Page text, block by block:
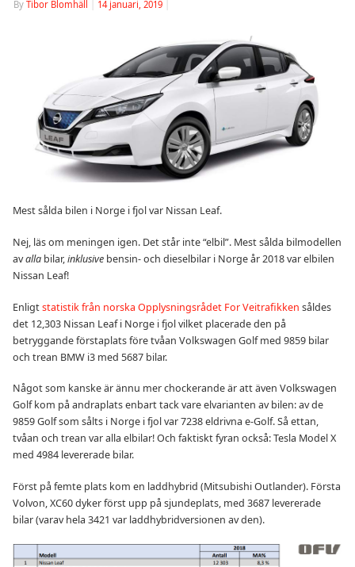
By Tibor Blomhäll 14 januari, 2019
Mest sålda bilen i Norge i fjol var Nissan Leaf.
Nej, läs om meningen igen. Det står inte “elbil”. Mest sålda bilmodellen
avalla bilar,inklusive bensin- och dieselbilar i Norge år 2018 var elbilen
Nissan Leaf!
Enligtstatistik från norska Opplysningsrådet For Veitrafikken såldes
det 12,303 Nissan Leaf i Norge i fjol vilket placerade den på
betryggande förstaplats före tvåan Volkswagen Golf med 9859 bilar
och trean BMW i3 med 5687 bilar.
Något som kanske är ännu mer chockerande är att även Volkswagen
Golf kom på andraplats enbart tack vare elvarianten av bilen: av de
9859 Golf som sålts i Norge i fjol var 7238 eldrivna e-Golf. Så ettan,
tvåan och trean var alla elbilar! Och faktiskt fyran också: Tesla Model X
med 4984 levererade bilar.
Först på femte plats kom en laddhybrid (Mitsubishi Outlander). Första
Volvon, XC60 dyker först upp på sjundeplats, med 3687 levererade
bilar (varav hela 3421 var laddhybridversionen av den).